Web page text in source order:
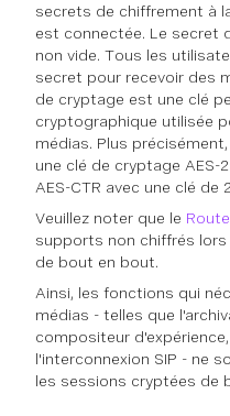
secrets de chiffrement à
est connectée. Le secret
non vide. Tous les
secret pour recevoir des
de cryptage est une clé
cryptographique utilisée
médias. Plus
une clé de cryptage AES-
AES-CTR avec une clé de
Veuillez noter que le
supports non chiffrés
de bout en bout.
Ainsi, les fonctions qui
médias - telles que
compositeur
l'interconnexion SIP - ne
les sessions cryptées de